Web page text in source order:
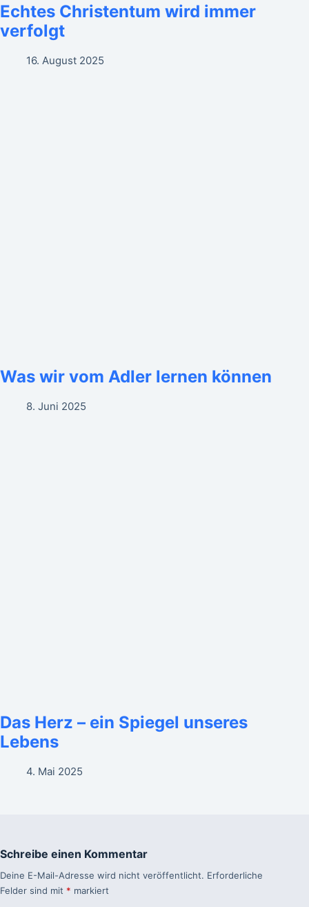
Echtes Christentum wird immer
verfolgt
16. August 2025
Was wir vom Adler lernen können
8. Juni 2025
Das Herz – ein Spiegel unseres
Lebens
4. Mai 2025
Schreibe einen Kommentar
Deine E-Mail-Adresse wird nicht veröffentlicht. Erforderliche
Felder sind mit * markiert